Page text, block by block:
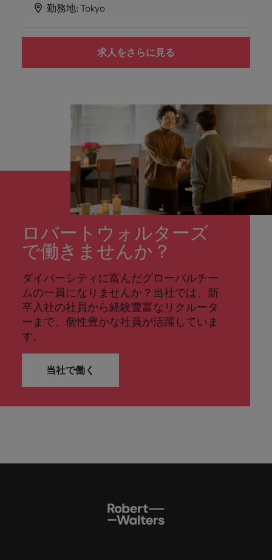
勤務地: Tokyo
求人をさらに見る
ロバートウォルターズ
で働きませんか？
ダイバーシティに富んだグローバルチー
ムの一員になりませんか？当社では、新
卒入社の社員から経験豊富なリクルータ
ーまで、個性豊かな社員が活躍していま
す。
当社で働く